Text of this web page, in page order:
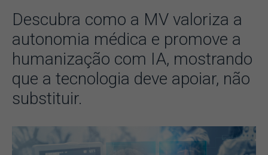
Descubra como a MV valoriza a
autonomia médica e promove a
humanização com IA, mostrando
que a tecnologia deve apoiar, não
substituir.